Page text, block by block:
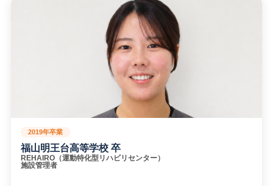
宅復帰を目指したリハビリテーションを行っています。授業
や実習で学んだ評価・治療の考え方だけでなく、相手に寄り
添う姿勢も現場で活きています。利用者様の生活が少しでも
良くなるよう、一人ひとりに合わせた支援を大切にしていま
2019年卒業
福山明王台高等学校 卒
REHAIRO（運動特化型リハビリセンター）
施設管理者